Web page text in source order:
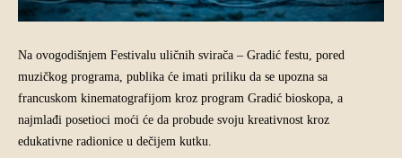
Na ovogodišnjem Festivalu uličnih svirača – Gradić festu, pored
muzičkog programa, publika će imati priliku da se upozna sa
francuskom kinematografijom kroz program Gradić bioskopa, a
najmlađi posetioci moći će da probude svoju kreativnost kroz
edukativne radionice u dečijem kutku.